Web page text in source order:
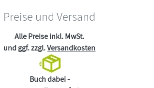
Preise und Versand
Alle Preise inkl. MwSt.
und ggf. zzgl.Versandkosten
Buch dabei -